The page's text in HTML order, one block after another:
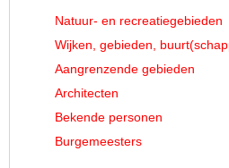
Natuur- en recreatiegebieden
Wijken, gebieden,
Aangrenzende gebieden
Architecten
Bekende personen
Burgemeesters